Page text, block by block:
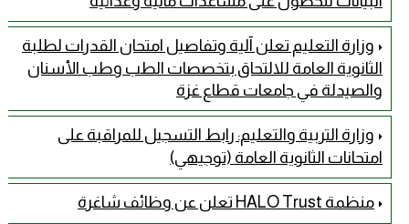
وزارة التعليم تعلن آلية وتفاصيل امتحان القدرات لطلبة
الثانوية العامة للالتحاق بتخصصات الطب وطب الأسنان
والصيدلة في جامعات قطاع غزة
وزارة التربية والتعليم: رابط التسجيل للمراقبة على
امتحانات الثانوية العامة (توجيهي)
منظمة HALO Trust تعلن عن وظائف شاغرة